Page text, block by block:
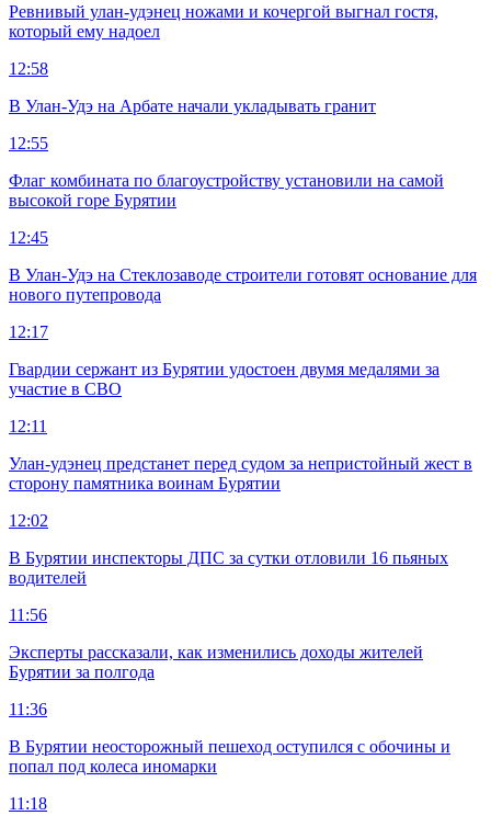
Ревнивый улан-удэнец ножами и кочергой выгнал гостя,
который ему надоел
12:58
В Улан-Удэ на Арбате начали укладывать гранит
12:55
Флаг комбината по благоустройству установили на самой
высокой горе Бурятии
12:45
В Улан-Удэ на Стеклозаводе строители готовят основание для
нового путепровода
12:17
Гвардии сержант из Бурятии удостоен двумя медалями за
участие в СВО
12:11
Улан-удэнец предстанет перед судом за непристойный жест в
сторону памятника воинам Бурятии
12:02
В Бурятии инспекторы ДПС за сутки отловили 16 пьяных
водителей
11:56
Эксперты рассказали, как изменились доходы жителей
Бурятии за полгода
11:36
В Бурятии неосторожный пешеход оступился с обочины и
попал под колеса иномарки
11:18